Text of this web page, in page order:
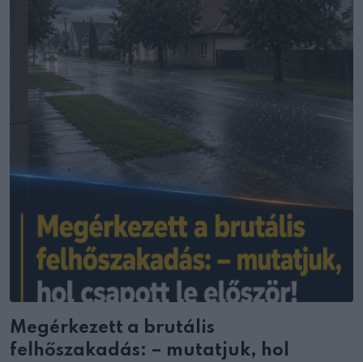
Megérkezett a brutális
felhőszakadás: – mutatjuk, hol